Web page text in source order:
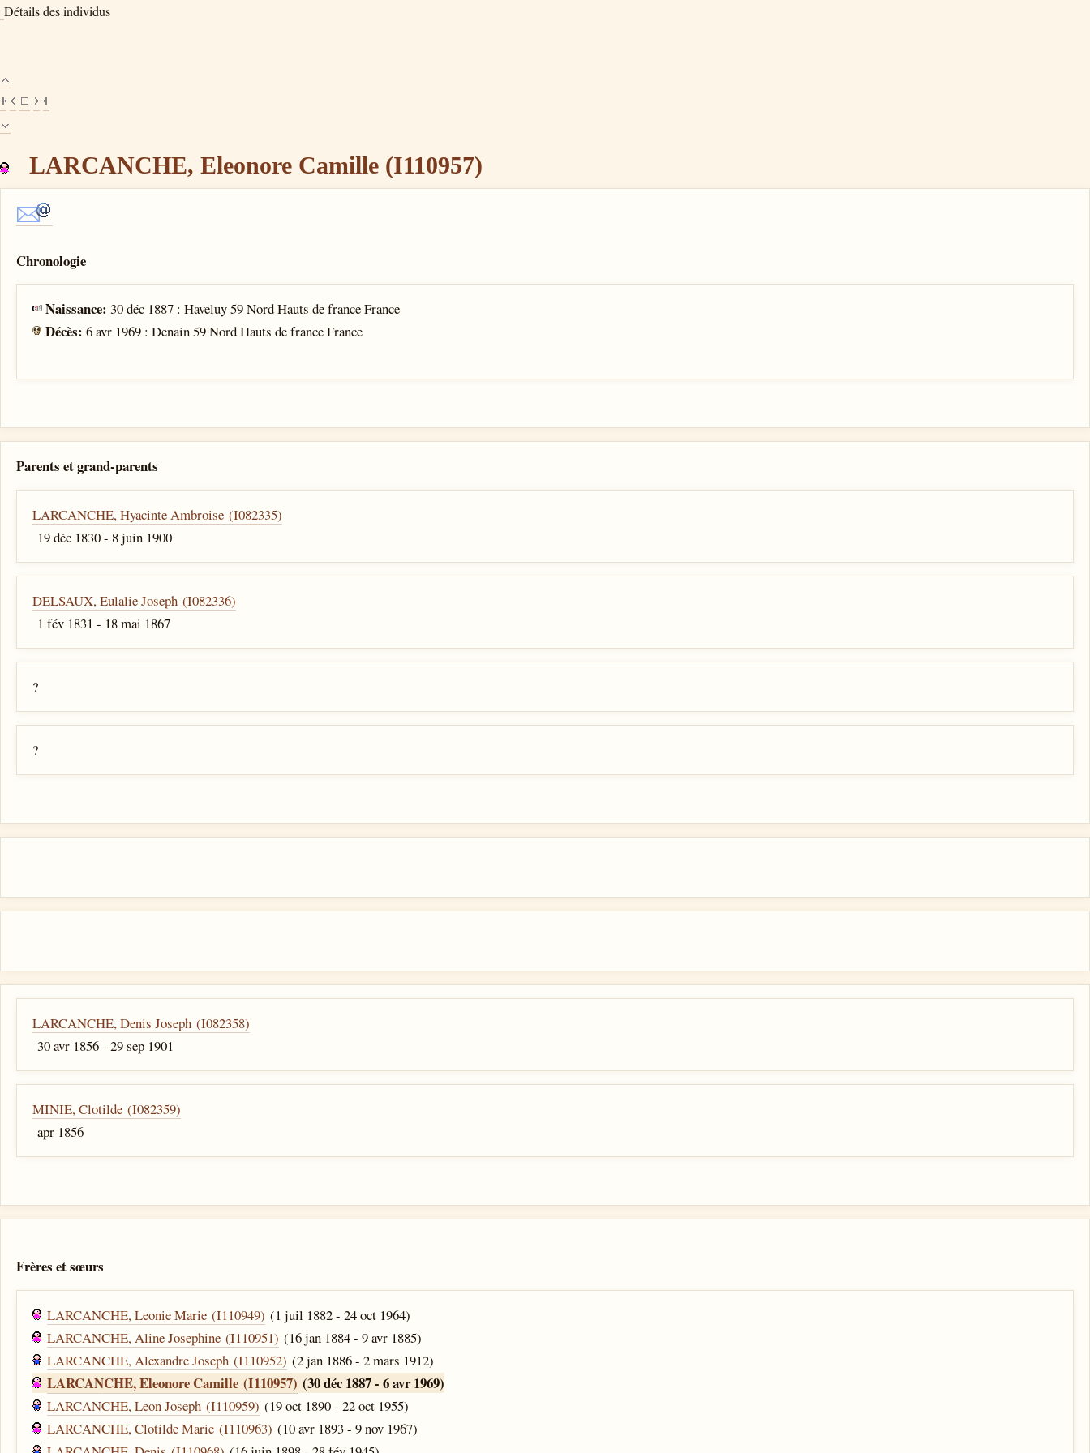
Détails des individus
LARCANCHE, Eleonore Camille (I110957)
Chronologie
Naissance:30 déc 1887 : Haveluy 59 Nord Hauts de france France
Décès:6 avr 1969 : Denain 59 Nord Hauts de france France
Parents et grand-parents
LARCANCHE, Hyacinte Ambroise (I082335)
19 déc 1830 - 8 juin 1900
DELSAUX, Eulalie Joseph (I082336)
1 fév 1831 - 18 mai 1867
?
?
LARCANCHE, Denis Joseph (I082358)
30 avr 1856 - 29 sep 1901
MINIE, Clotilde (I082359)
apr 1856
Frères et sœurs
LARCANCHE, Leonie Marie (I110949) (1 juil 1882 - 24 oct 1964)
LARCANCHE, Aline Josephine (I110951) (16 jan 1884 - 9 avr 1885)
LARCANCHE, Alexandre Joseph (I110952) (2 jan 1886 - 2 mars 1912)
LARCANCHE, Eleonore Camille (I110957) (30 déc 1887 - 6 avr 1969)
LARCANCHE, Leon Joseph (I110959) (19 oct 1890 - 22 oct 1955)
LARCANCHE, Clotilde Marie (I110963) (10 avr 1893 - 9 nov 1967)